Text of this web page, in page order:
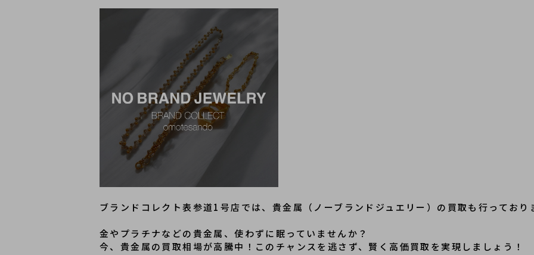
ブランドコレクト表参道1号店では、貴金属（ノーブランドジュエリー）の買取も行っており
金やプラチナなどの貴金属、使わずに眠っていませんか？
今、貴金属の買取相場が高騰中！このチャンスを逃さず、賢く高価買取を実現しましょう！